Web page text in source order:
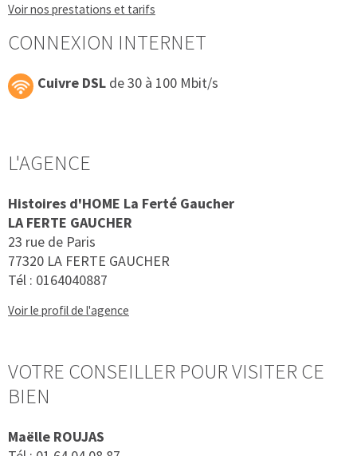
Voir nos prestations et tarifs
CONNEXION INTERNET
Cuivre DSL de 30 à 100 Mbit/s
L'AGENCE
Histoires d'HOME La Ferté Gaucher
LA FERTE GAUCHER
23 rue de Paris
77320 LA FERTE GAUCHER
Tél : 0164040887
Voir le profil de l'agence
VOTRE CONSEILLER POUR VISITER CE
BIEN
Maëlle ROUJAS